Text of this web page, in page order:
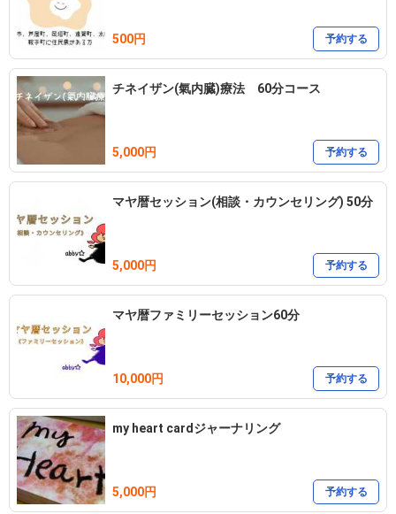
草花遊びは五感を使って自然と触れ合う親子遊びです。開催する時
は、Instagramにてお知らせします🍀
カードリーディングも人気のメニューです🌃
my heart card(オリジナルカード)もサロンにて
500円 予約する
チネイザン(氣内臓)療法 60分コース
5,000円 予約する
マヤ暦セッション(相談・カウンセリング) 50分
5,000円 予約する
マヤ暦ファミリーセッション60分
10,000円 予約する
my heart cardジャーナリング
5,000円 予約する